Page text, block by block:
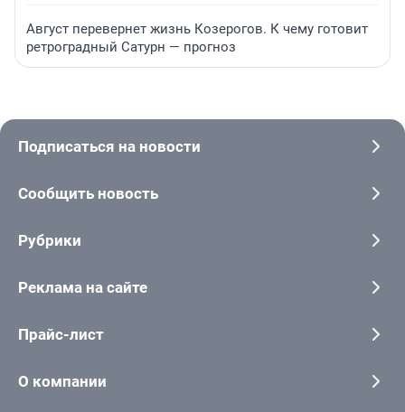
Август перевернет жизнь Козерогов. К чему готовит
ретроградный Сатурн — прогноз
Подписаться на новости
Сообщить новость
Рубрики
Реклама на сайте
Прайс-лист
О компании